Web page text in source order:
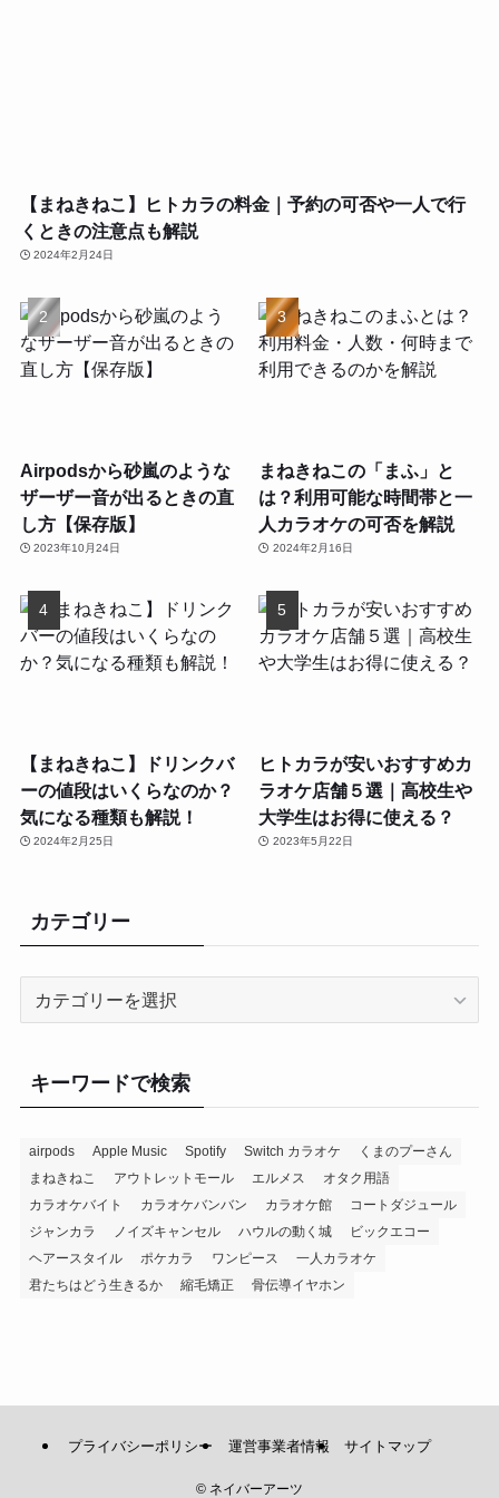
【まねきねこ】ヒトカラの料金｜予約の可否や一人で行
くときの注意点も解説
2024年2月24日
Airpodsから砂嵐のような
ザーザー音が出るときの直
し方【保存版】
2023年10月24日
まねきねこの「まふ」と
は？利用可能な時間帯と一
人カラオケの可否を解説
2024年2月16日
【まねきねこ】ドリンクバ
ーの値段はいくらなのか？
気になる種類も解説！
2024年2月25日
ヒトカラが安いおすすめカ
ラオケ店舗５選｜高校生や
大学生はお得に使える？
2023年5月22日
カテゴリー
キーワードで検索
airpods Apple Music Spotify Switch カラオケ
くまのプーさん
まねきねこ
アウトレットモール エルメス
オタク用語
カラオケバイト
カラオケバンバン カラオケ館
コートダジュール
ジャンカラ
ノイズキャンセル ハウルの動く城
ビックエコー
ヘアースタイル
ポケカラ ワンピース
一人カラオケ
君たちはどう生きるか
縮毛矯正 骨伝導イヤホン
プライバシーポリシー 運営事業者情報 サイトマップ
© ネイバーアーツ